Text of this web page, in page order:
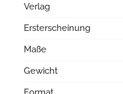
Verlag
Ersterscheinung
Maße
Gewicht